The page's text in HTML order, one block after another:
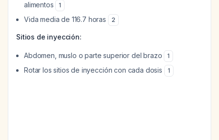
alimentos
1
Vida media de 116.7 horas 2
Sitios de inyección:
Abdomen, muslo o parte superior del brazo 1
Rotar los sitios de inyección con cada dosis 1